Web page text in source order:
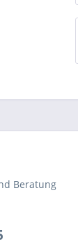
Beratung